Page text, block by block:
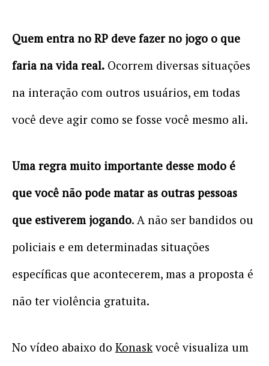
Quem entra no RP deve fazer no jogo o que
faria na vida real. Ocorrem diversas situações
na interação com outros usuários, em todas
você deve agir como se fosse você mesmo ali.
Uma regra muito importante desse modo é
que você não pode matar as outras pessoas
que estiverem jogando. A não ser bandidos ou
policiais e em determinadas situações
específicas que acontecerem, mas a proposta é
não ter violência gratuita.
No vídeo abaixo do Konaskvocê visualiza um